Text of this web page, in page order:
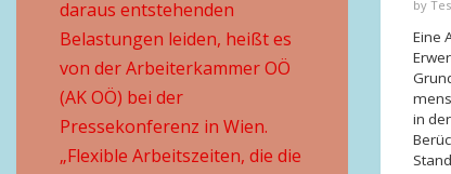
daraus entstehenden
Belastungen leiden, heißt es
von der Arbeiterkammer OÖ
(AK OÖ) bei der
Pressekonferenz in Wien.
„Flexible Arbeitszeiten, die die
by
Eine
in